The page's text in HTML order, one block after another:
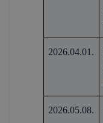
2026.04.01.
2026.05.08.